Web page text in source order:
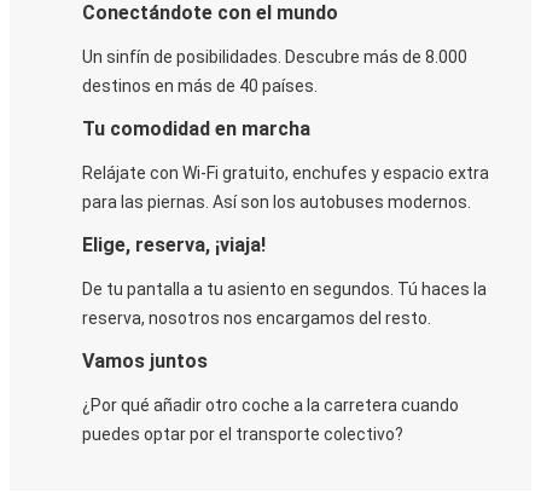
Conectándote con el mundo
Un sinfín de posibilidades. Descubre más de 8.000
destinos en más de 40 países.
Tu comodidad en marcha
Relájate con Wi-Fi gratuito, enchufes y espacio extra
para las piernas. Así son los autobuses modernos.
Elige, reserva, ¡viaja!
De tu pantalla a tu asiento en segundos. Tú haces la
reserva, nosotros nos encargamos del resto.
Vamos juntos
¿Por qué añadir otro coche a la carretera cuando
puedes optar por el transporte colectivo?